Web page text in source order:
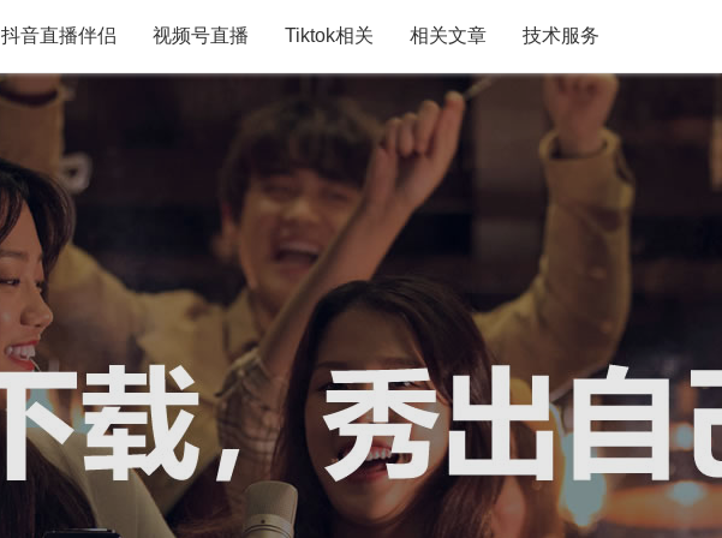
抖音直播伴侣 视频号直播 Tiktok相关 相关文章 技术服务